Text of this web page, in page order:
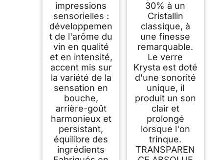
impressions
sensorielles :
développemen
t de l'arôme du
vin en qualité
et en intensité,
accent mis sur
la variété de la
sensation en
bouche,
arrière-goût
harmonieux et
persistant,
équilibre des
ingrédients
30% à un
Cristallin
classique, à
une finesse
remarquable.
Le verre
Krysta est doté
d'une sonorité
unique, il
produit un son
clair et
prolongé
lorsque l'on
trinque.
TRANSPAREN